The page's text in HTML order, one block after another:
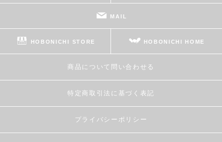
MAIL
HOBONICHI STORE HOBONICHI HOME
商品について問い合わせる
特定商取引法に基づく表記
プライバシーポリシー